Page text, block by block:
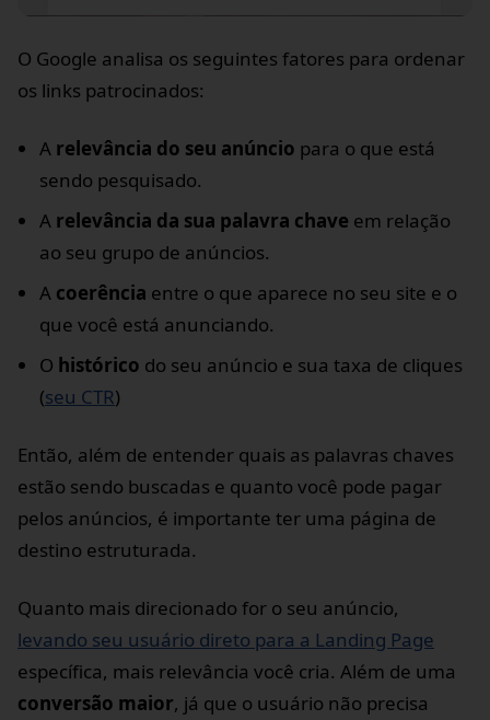
O Google analisa os seguintes fatores para ordenar
os links patrocinados:
A relevância do seu anúncio para o que está
sendo pesquisado.
A relevância da sua palavra chave em relação
ao seu grupo de anúncios.
A coerência entre o que aparece no seu site e o
que você está anunciando.
O histórico do seu anúncio e sua taxa de cliques
(seu CTR)
Então, além de entender quais as palavras chaves
estão sendo buscadas e quanto você pode pagar
pelos anúncios, é importante ter uma página de
destino estruturada.
Quanto mais direcionado for o seu anúncio,
levando seu usuário direto para a Landing Page
específica, mais relevância você cria. Além de uma
conversão maior, já que o usuário não precisa